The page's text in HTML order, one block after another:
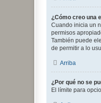
¿Cómo creo una
Cuando inicia un
permisos
También puede
de permitir a lo
Arriba
¿Por qué no se
El límite para